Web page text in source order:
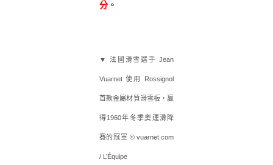
分。
▼法國滑雪選手 Jean
Vuarnet 使用 Rossignol
首款金屬材質滑雪板， 贏
得1960年冬季奧運滑降
賽的冠軍 © vuarnet.com
/ L’Équipe